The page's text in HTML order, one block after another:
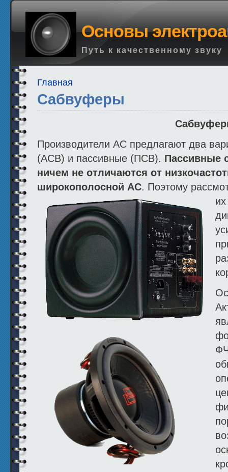
Основы
Путь к качественному звуку
Главная
Сабвуферы
Производители АС предлагают два
(АСВ) и пассивные (ПСВ). Пассивные
ничем не отличаются от
широкополосной АС. Поэтому